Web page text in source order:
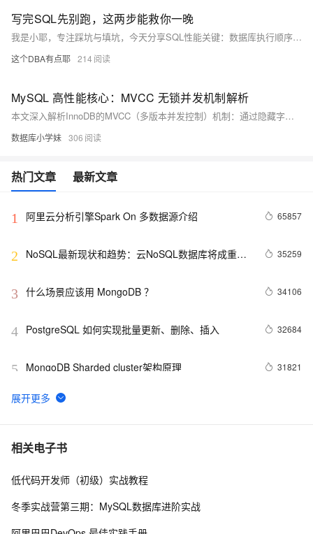
写完SQL先别跑，这两步能救你一晚
我是小耶，专注踩坑与填坑，今天分享SQL性能关键：数据库执行顺序（FROM→WHERE→…）与人脑思维的错位——切忌先JOIN后过滤！用实例对比，教你“过滤前置”提速技巧。养成自查习惯，SQL轻松快一倍！
这个DBA有点耶 214
MySQL 高性能核心：MVCC 无锁并发机制解析
本文深入解析InnoDB的MVCC（多版本并发控制）机制：通过隐藏字段、Undo Log版本链与Read View可见性规则，实现无锁快照读，兼顾高并发与事务隔离。详解RC/RR级别差异、快照读vs当前读，并提醒Undo日志膨胀等实战坑点。
数据库小学妹 306
热门文章 最新文章
1 阿里云分析引擎Spark On 多数据源介绍 65857
2
NoSQL最新现状和趋势：云NoSQL数据库将成重要
35259
3 什么场景应该用 MongoDB ？ 34106
4 PostgreSQL 如何实现批量更新、删除、插入 32684
5 MongoDB Sharded cluster架构原理 31821
6 Redis Stream——作为消息队列的典型应用场景
7 PostgreSQL upsert功能(insert on conflict do)的用法
8 Linux 性能诊断 perf使用指南
相关电子书
低代码开发师（初级）实战教程
冬季实战营第三期：MySQL数据库进阶实战